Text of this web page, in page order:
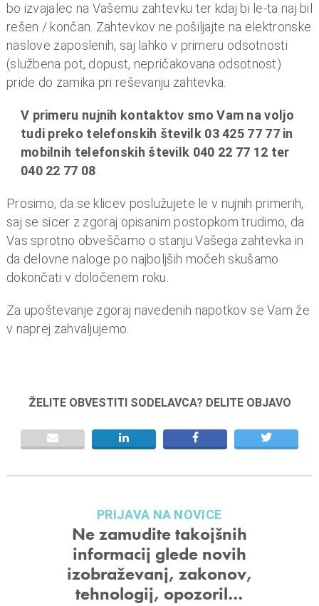
n
f
n
n
c
e
bo izvajalec na Vašemu zahtevku ter kdaj bi le-ta naj bil
rešen / končan. Zahtevkov ne pošiljajte na elektronske
naslove zaposlenih, saj lahko v primeru odsotnosti
(službena pot, dopust, nepričakovana odsotnost)
pride do zamika pri reševanju zahtevka.
V primeru nujnih kontaktov smo Vam na voljo
tudi preko telefonskih številk 03 425 77 77 in
mobilnih telefonskih številk 040 22 77 12 ter
040 22 77 08
Prosimo, da se klicev poslužujete le v nujnih primerih,
saj se sicer z zgoraj opisanim postopkom trudimo, da
Vas sprotno obveščamo o stanju Vašega zahtevka in
da delovne naloge po najboljših močeh skušamo
dokončati v določenem roku.
Za upoštevanje zgoraj navedenih napotkov se Vam že
v naprej zahvaljujemo.
ŽELITE OBVESTITI SODELAVCA? DELITE OBJAVO
PRIJAVA NA NOVICE
Ne zamudite takojšnih
informacij glede novih
izobraževanj, zakonov,
tehnologij, opozoril…